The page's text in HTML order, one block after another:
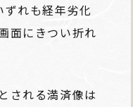
れも経年劣化
面にきつい折れ
される満済像は